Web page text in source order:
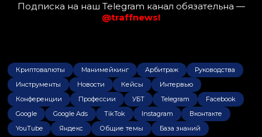
Подписка на наш Telegram канал обязательна —
@traffnews!
Криптовалюты Манимейкинг Арбитраж
Руководства
Инструменты
Новости Кейсы
Интервью
Конференции
Профессии УБТ Telegram
Facebook
Google
Google Ads TikTok Instagram
Вконтакте
YouTube
Яндекс Общие темы База знаний